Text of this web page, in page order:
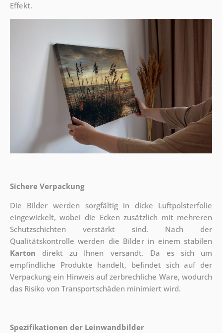
Effekt.
Sichere Verpackung
Die Bilder werden sorgfältig in dicke Luftpolsterfolie
eingewickelt, wobei die Ecken zusätzlich mit mehreren
Schutzschichten verstärkt sind. Nach der
Qualitätskontrolle werden die Bilder in einem stabilen
Karton direkt zu Ihnen versandt. Da es sich um
empfindliche Produkte handelt, befindet sich auf der
Verpackung ein Hinweis auf zerbrechliche Ware, wodurch
das Risiko von Transportschäden minimiert wird.
Spezifikationen der Leinwandbilder